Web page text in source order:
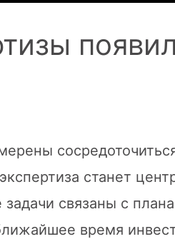
станет
связаны с
время